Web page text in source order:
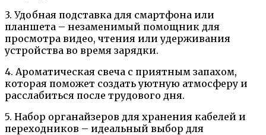
3. Удобная подставка для смартфона или
планшета – незаменимый помощник для
просмотра видео, чтения или удерживания
устройства во время зарядки.
4. Ароматическая свеча с приятным запахом,
которая поможет создать уютную атмосферу и
расслабиться после трудового дня.
5. Набор органайзеров для хранения кабелей и
переходников – идеальный выбор для